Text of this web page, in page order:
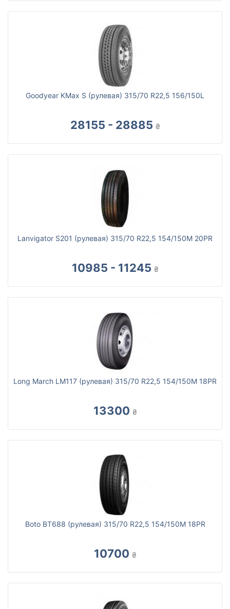
Goodyear KMax S (рулевая) 315/70 R22,5 156/150L
28155 - 28885 ₴
Lanvigator S201 (рулевая) 315/70 R22,5 154/150M 20PR
10985 - 11245 ₴
Long March LM117 (рулевая) 315/70 R22,5 154/150M 18PR
13300 ₴
Boto BT688 (рулевая) 315/70 R22,5 154/150M 18PR
10700 ₴